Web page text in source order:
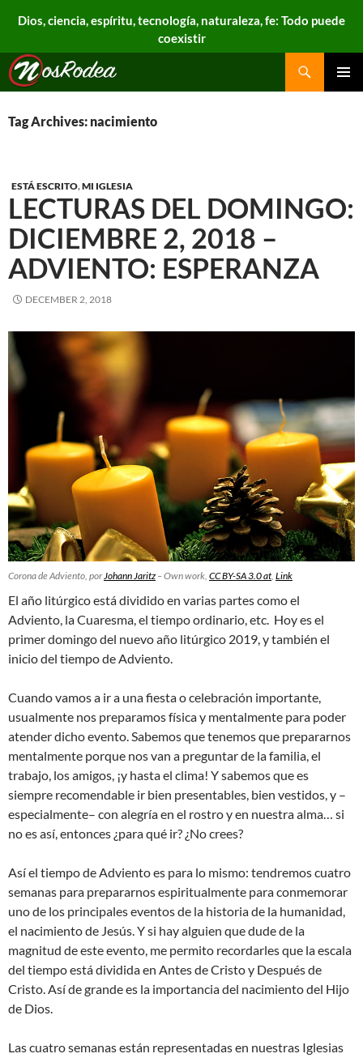
Dios, ciencia, espíritu, tecnología, naturaleza, fe: Todo puede
coexistir
Nos Rodea
Search
Tag Archives: nacimiento
ESTÁ ESCRITO,MI IGLESIA
LECTURAS DEL DOMINGO:
DICIEMBRE 2, 2018 –
ADVIENTO: ESPERANZA
DECEMBER 2, 2018
Corona de Adviento, porJohann Jaritz –Own work, CC BY-SA 3.0 at, Link
El año litúrgico está dividido en varias partes como el
Adviento, la Cuaresma, el tiempo ordinario, etc. Hoy es el
primer domingo del nuevo año litúrgico 2019, y también el
inicio del tiempo de Adviento.
Cuando vamos a ir a una fiesta o celebración importante,
usualmente nos preparamos física y mentalmente para poder
atender dicho evento. Sabemos que tenemos que prepararnos
mentalmente porque nos van a preguntar de la familia, el
trabajo, los amigos, ¡y hasta el clima! Y sabemos que es
siempre recomendable ir bien presentables, bien vestidos, y –
especialmente– con alegría en el rostro y en nuestra alma… si
no es así, entonces ¿para qué ir? ¿No crees?
Así el tiempo de Adviento es para lo mismo: tendremos cuatro
semanas para prepararnos espiritualmente para conmemorar
uno de los principales eventos de la historia de la humanidad,
el nacimiento de Jesús. Y si hay alguien que dude de la
magnitud de este evento, me permito recordarles que la escala
del tiempo está dividida en Antes de Cristo y Después de
Cristo. Así de grande es la importancia del nacimiento del Hijo
de Dios.
Las cuatro semanas están representadas en nuestras Iglesias